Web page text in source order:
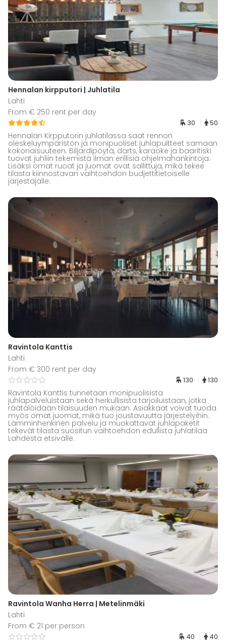
Hennalan kirpputori | Juhlatila
Lahti
From € 250 rent per day
30 50
Hennalan Kirpputorin juhlatilassa saat rennon
oleskeluympäristön ja monipuoliset juhlapuitteet samaan
kokonaisuuteen. Biljardipöytä, darts, karaoke ja baaritiski
tuovat juhliin tekemistä ilman erillisiä ohjelmahankintoja.
Lisäksi omat ruoat ja juomat ovat sallittuja, mikä tekee
tilasta kiinnostavan vaihtoehdon budjettitietoiselle
järjestäjälle.
Ravintola Kanttis
Lahti
From € 300 rent per day
130 130
Ravintola Kanttis tunnetaan monipuolisista
juhlapalveluistaan sekä herkullisista tarjoiluistaan, jotka
räätälöidään tilaisuuden mukaan. Asiakkaat voivat tuoda
myös omat juomat, mikä tuo joustavuutta järjestelyihin.
Lämminhenkinen palvelu ja muokattavat juhlapaketit
tekevät tilasta suositun vaihtoehdon edullista juhlatilaa
Lahdesta etsivälle.
Ravintola Wanha Herra | Metelinmäki
Lahti
From € 21 per person
40 40